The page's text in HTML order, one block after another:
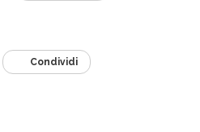
Condividi